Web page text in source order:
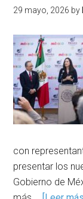
29 mayo, 2026 by
con
presentar los
Gobierno de